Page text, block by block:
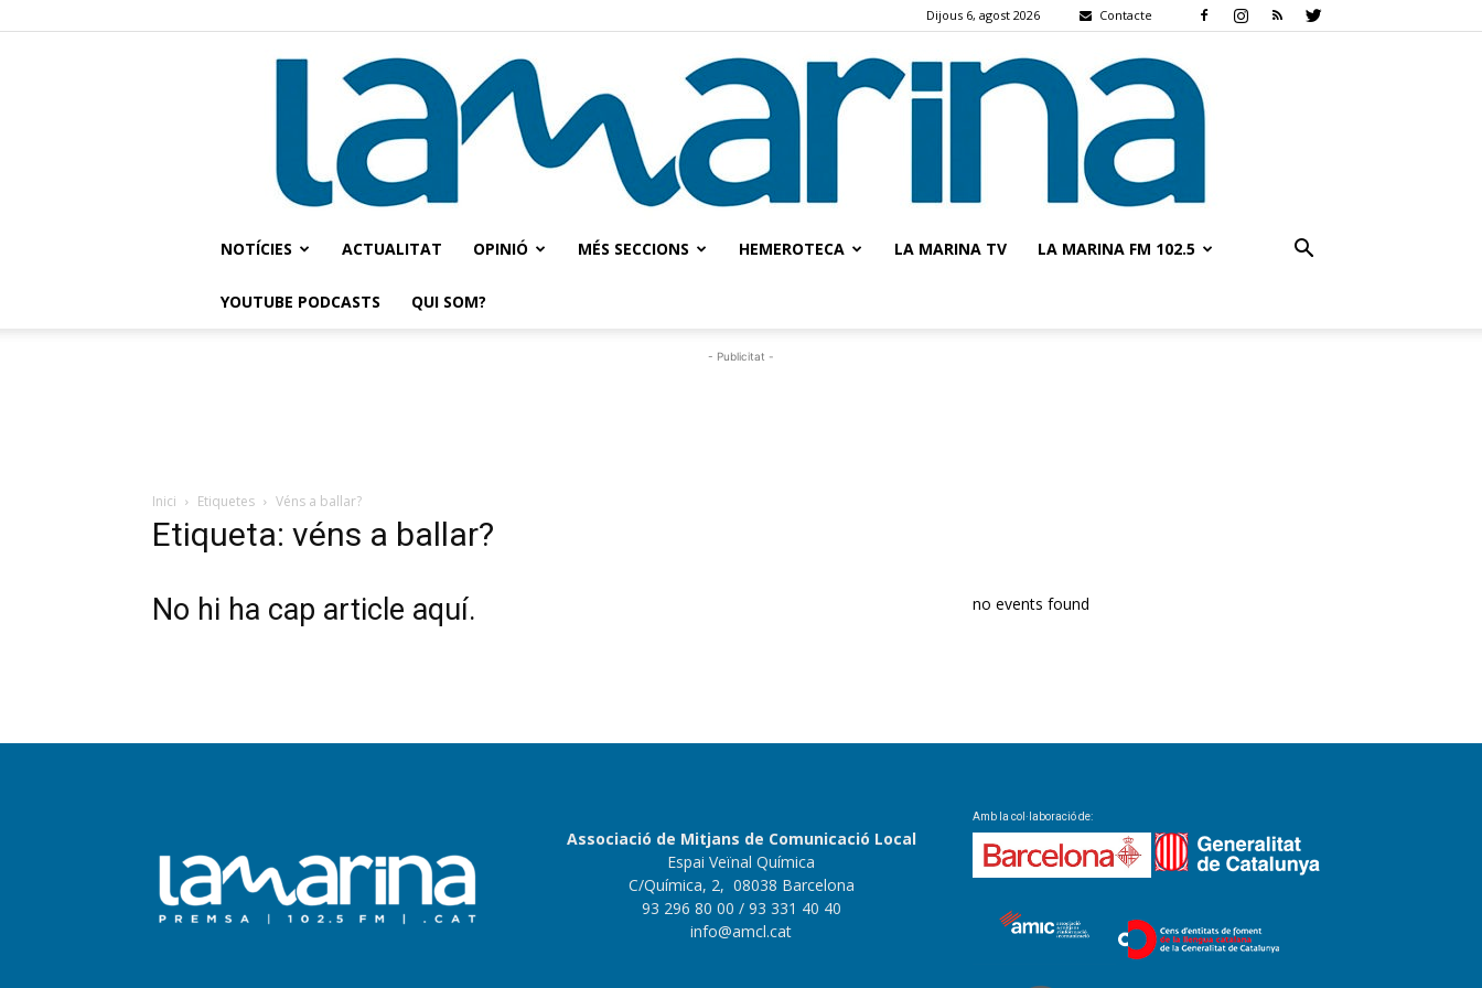
Dijous 6, agost 2026 Contacte
NOTÍCIES ACTUALITAT OPINIÓ MÉS SECCIONS HEMEROTECA LA MARINA TV LA MARINA FM 102.5
YOUTUBE PODCASTS QUI SOM?
- Publicitat -
Inici Etiquetes Véns a ballar?
Etiqueta: véns a ballar?
No hi ha cap article aquí. no events found
Associació de Mitjans de Comunicació Local
Espai Veïnal Química
C/Química, 2, 08038 Barcelona
93 296 80 00 / 93 331 40 40
info@amcl.cat
Amb la col·laboració de: